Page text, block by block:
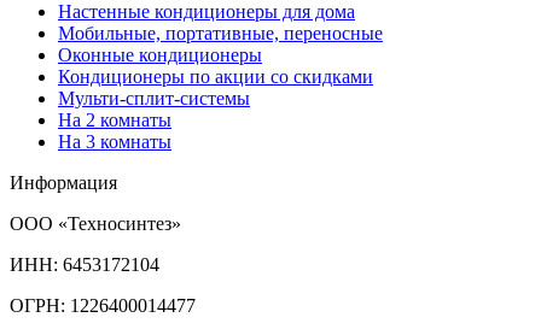
Настенные кондиционеры для дома
Мобильные, портативные, переносные
Оконные кондиционеры
Кондиционеры по акции со скидками
Мульти-сплит-системы
На 2 комнаты
На 3 комнаты
Информация
ООО «Техносинтез»
ИНН: 6453172104
ОГРН: 1226400014477